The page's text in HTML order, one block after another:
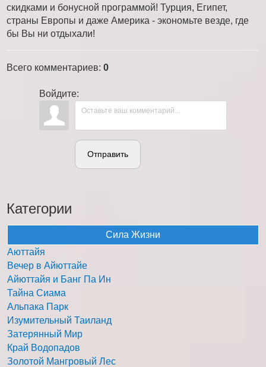
скидками и бонусной программой! Турция, Египет,
страны Европы и даже Америка - экономьте везде, где
бы Вы ни отдыхали!
Всего комментариев: 0
Войдите:
Отправить
Категории
Сила Жизни
Аюттайя
Вечер в Айюттайе
Айюттайя и Банг Па Ин
Тайна Сиама
Альпака Парк
Изумительный Таиланд
Затерянный Мир
Край Водопадов
Золотой Мангровый Лес